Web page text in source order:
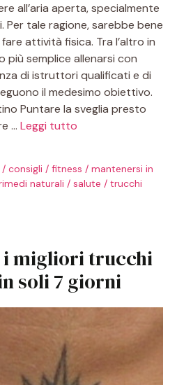
all’aria aperta, specialmente
Per tale ragione, sarebbe bene
attività fisica. Tra l’altro in
semplice allenarsi con
di istruttori qualificati e di
il medesimo obiettivo.
Puntare la sveglia presto
… Leggi tutto
/ consigli / fitness / mantenersi in
naturali / salute / trucchi
i migliori trucchi
soli 7 giorni